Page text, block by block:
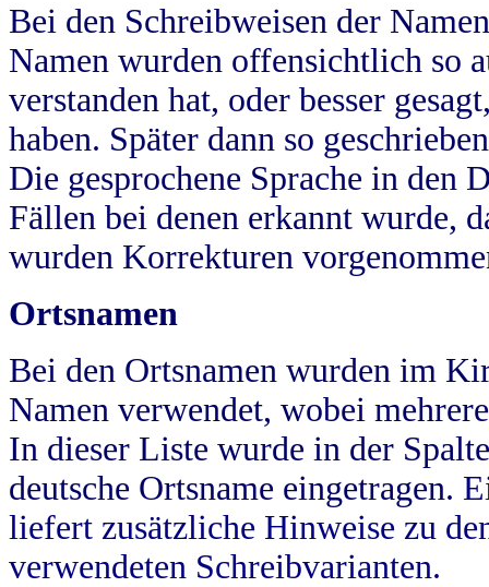
Bei den Schreibweisen der
Namen wurden offensichtlich so
verstanden hat, oder besser
haben. Später dann so
Die gesprochene Sprache in
Fällen bei denen erkannt wurde,
wurden Korrekturen
Ortsnamen
Bei den Ortsnamen wurden im
Namen verwendet, wobei
In dieser Liste wurde in der
deutsche Ortsname eingetragen.
liefert zusätzliche Hinweise zu
verwendeten Schreibvarianten.